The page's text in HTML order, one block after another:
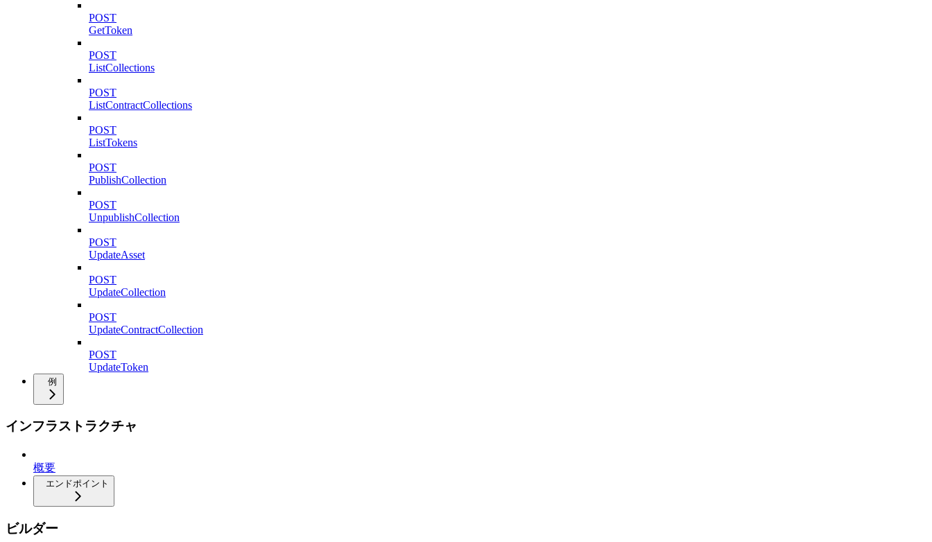
POST
GetToken
POST
ListCollections
POST
ListContractCollections
POST
ListTokens
POST
PublishCollection
POST
UnpublishCollection
POST
UpdateAsset
POST
UpdateCollection
POST
UpdateContractCollection
POST
UpdateToken
例
インフラストラクチャ
概要
エンドポイント
ビルダー